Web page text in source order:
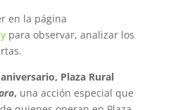
en la página
para observar, analizar los
Plaza Rural
, una acción especial que